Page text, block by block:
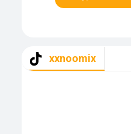
xxnoomix